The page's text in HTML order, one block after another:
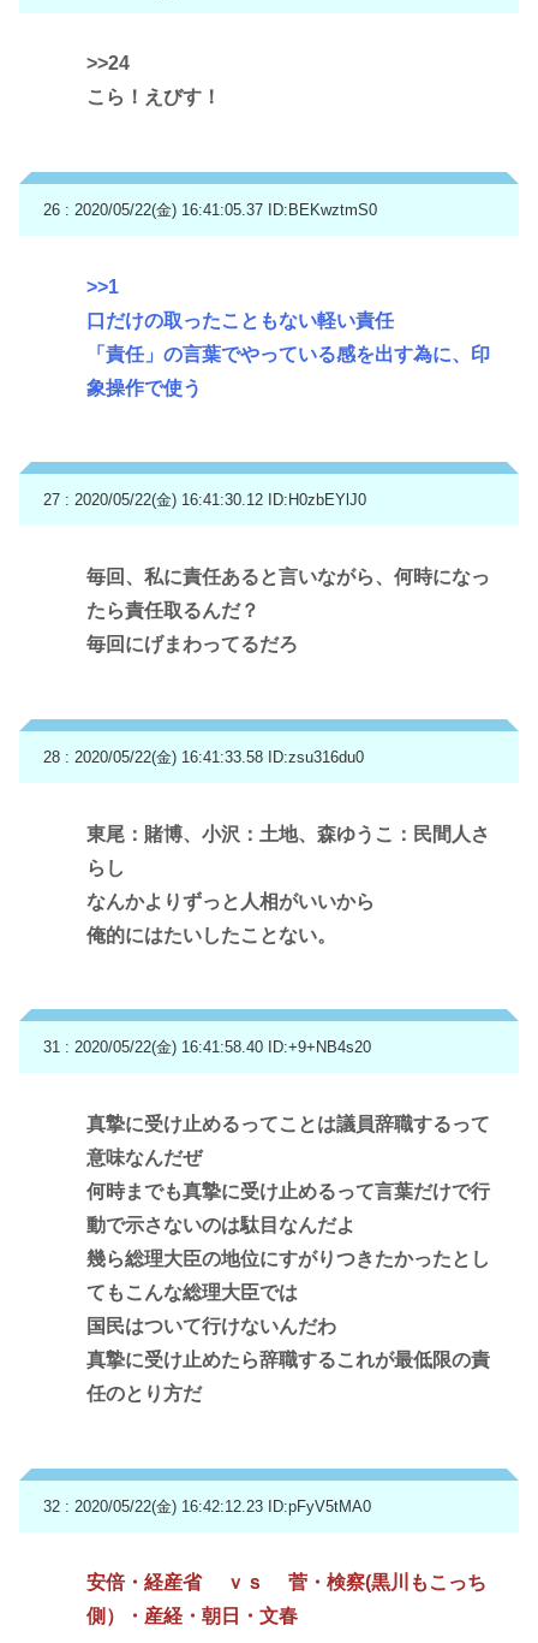
>>24
こら！えびす！
26 : 2020/05/22(金) 16:41:05.37 ID:BEKwztmS0
>>1
口だけの取ったこともない軽い責任
「責任」の言葉でやっている感を出す為に、印
象操作で使う
27 : 2020/05/22(金) 16:41:30.12 ID:H0zbEYlJ0
毎回、私に責任あると言いながら、何時になっ
たら責任取るんだ？
毎回にげまわってるだろ
28 : 2020/05/22(金) 16:41:33.58 ID:zsu316du0
東尾：賭博、小沢：土地、森ゆうこ：民間人さ
らし
なんかよりずっと人相がいいから
俺的にはたいしたことない。
31 : 2020/05/22(金) 16:41:58.40 ID:+9+NB4s20
真摯に受け止めるってことは議員辞職するって
意味なんだぜ
何時までも真摯に受け止めるって言葉だけで行
動で示さないのは駄目なんだよ
幾ら総理大臣の地位にすがりつきたかったとし
てもこんな総理大臣では
国民はついて行けないんだわ
真摯に受け止めたら辞職するこれが最低限の責
任のとり方だ
32 : 2020/05/22(金) 16:42:12.23 ID:pFyV5tMA0
安倍・経産省 ｖｓ 菅・検察(黒川もこっち
側）・産経・朝日・文春